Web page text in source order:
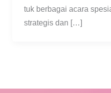
tuk berbagai acara
strategis dan […]